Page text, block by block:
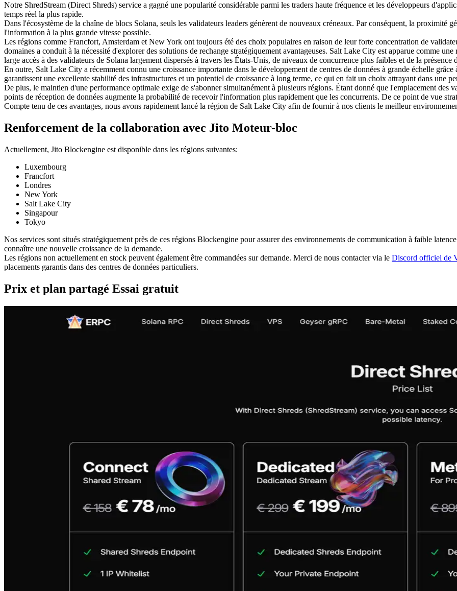
Notre ShredStream (Direct Shreds) service a gagné une popularité considérable parmi les traders haute fréquence et les développeurs
temps réel la plus rapide.
Dans l'écosystème de la chaîne de blocs Solana, seuls les validateurs leaders génèrent de nouveaux créneaux. Par conséquent, la proximité
l'information à la plus grande vitesse possible.
Les régions comme Francfort, Amsterdam et New York ont toujours été des choix populaires en raison de leur forte concentration de
domaines a conduit à la nécessité d'explorer des solutions de rechange stratégiquement avantageuses. Salt Lake City est apparue comme
large accès à des validateurs de Solana largement dispersés à travers les États-Unis, de niveaux de concurrence plus faibles et de la présence
En outre, Salt Lake City a récemment connu une croissance importante dans le développement de centres de données à grande échelle
garantissent une excellente stabilité des infrastructures et un potentiel de croissance à long terme, ce qui en fait un choix attrayant dans une
De plus, le maintien d'une performance optimale exige de s'abonner simultanément à plusieurs régions. Étant donné que l'emplacement des
points de réception de données augmente la probabilité de recevoir l'information plus rapidement que les concurrents. De ce point de vue
Compte tenu de ces avantages, nous avons rapidement lancé la région de Salt Lake City afin de fournir à nos clients le meilleur
Renforcement de la collaboration avec Jito Moteur-bloc
Actuellement, Jito Blockengine est disponible dans les régions suivantes:
Luxembourg
Francfort
Londres
New York
Salt Lake City
Singapour
Tokyo
Nos services sont situés stratégiquement près de ces régions Blockengine pour assurer des environnements de communication à faible
connaître une nouvelle croissance de la demande.
Les régions non actuellement en stock peuvent également être commandées sur demande. Merci de nous contacter via le Discord officiel de
placements garantis dans des centres de données particuliers.
Prix et plan partagé Essai gratuit